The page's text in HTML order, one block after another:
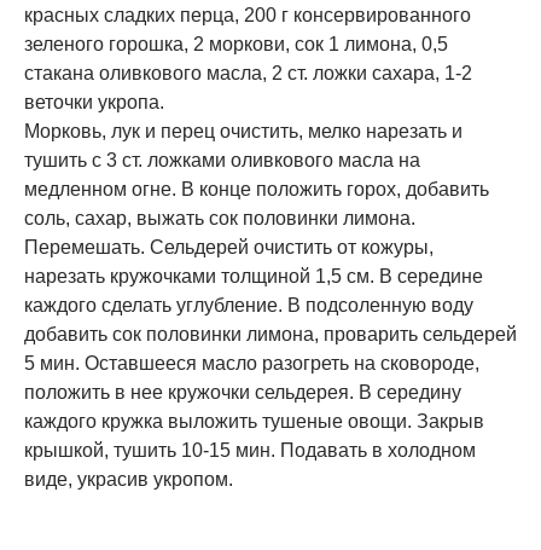
красных сладких перца, 200 г консервированного
зеленого горошка, 2 моркови, сок 1 лимона, 0,5
стакана оливкового масла, 2 ст. ложки сахара, 1-2
веточки укропа.
Морковь, лук и перец очистить, мелко нарезать и
тушить с 3 ст. ложками оливкового масла на
медленном огне. В конце положить горох, добавить
соль, сахар, выжать сок половинки лимона.
Перемешать. Сельдерей очистить от кожуры,
нарезать кружочками толщиной 1,5 см. В середине
каждого сделать углубление. В подсоленную воду
добавить сок половинки лимона, проварить сельдерей
5 мин. Оставшееся масло разогреть на сковороде,
положить в нее кружочки сельдерея. В середину
каждого кружка выложить тушеные овощи. Закрыв
крышкой, тушить 10-15 мин. Подавать в холодном
виде, украсив укропом.